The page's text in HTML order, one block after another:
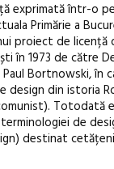
exprimată într-o
Primărie a
proiect de licență
în 1973 de către
Bortnowski, în
din istoria
Totodată
de
destinat